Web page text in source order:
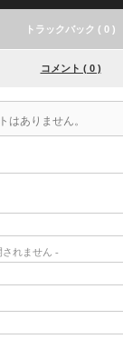
トラックバック ( 0 )
コメント ( 0 )
はありません。
れません -